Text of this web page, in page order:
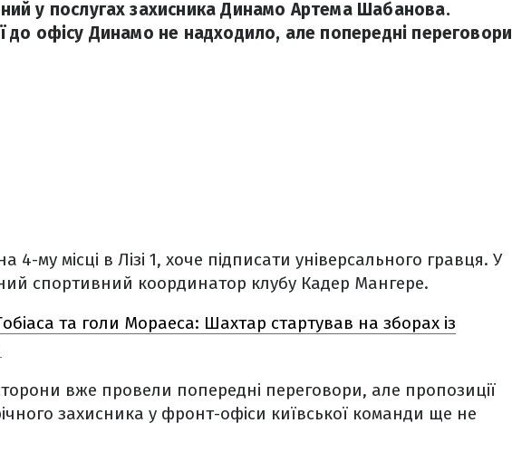
у послугах захисника Динамо Артема Шабанова.
до офісу Динамо не надходило, але попередні переговори
4-му місці в Лізі 1, хоче підписати універсального гравця. У
спортивний координатор клубу Кадер Мангере.
та голи Мораеса: Шахтар стартував на зборах із
вже провели попередні переговори, але пропозиції
захисника у фронт-офіcи київської команди ще не